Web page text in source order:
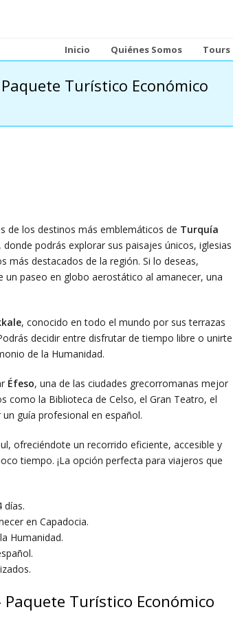
Inicio Quiénes Somos Tours
Turístico Económico
de los destinos más emblemáticos de Turquía
, donde podrás explorar sus paisajes únicos, iglesias
más destacados de la región. Si lo deseas,
un paseo en globo aerostático al amanecer, una
, conocido en todo el mundo por sus terrazas
decidir entre disfrutar de tiempo libre o unirte
de la Humanidad.
Éfeso, una de las ciudades grecorromanas mejor
como la Biblioteca de Celso, el Gran Teatro, el
guía profesional en español.
ofreciéndote un recorrido eficiente, accesible y
tiempo. ¡La opción perfecta para viajeros que
días.
en Capadocia.
Humanidad.
Turístico Económico